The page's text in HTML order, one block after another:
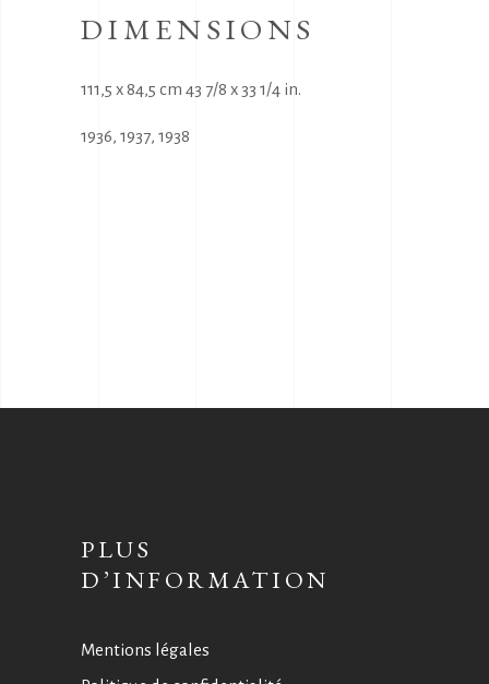
DIMENSIONS
111,5 x 84,5 cm 43 7/8 x 33 1/4 in.
1936, 1937, 1938
PLUS
D’INFORMATION
Mentions légales